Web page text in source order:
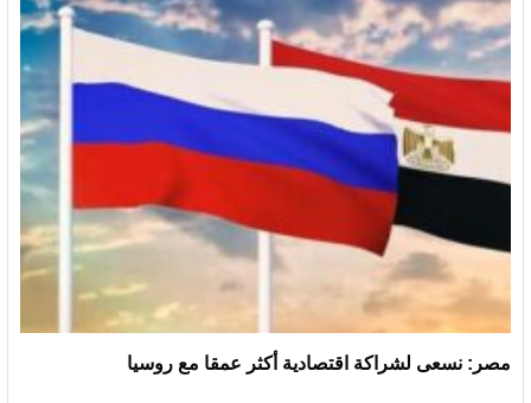
مصر: نسعى لشراكة اقتصادية أكثر عمقا مع روسيا